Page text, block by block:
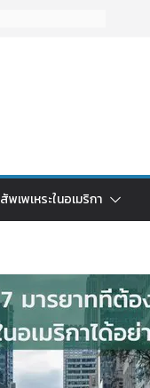
สัพเพเหระในอเมริกา